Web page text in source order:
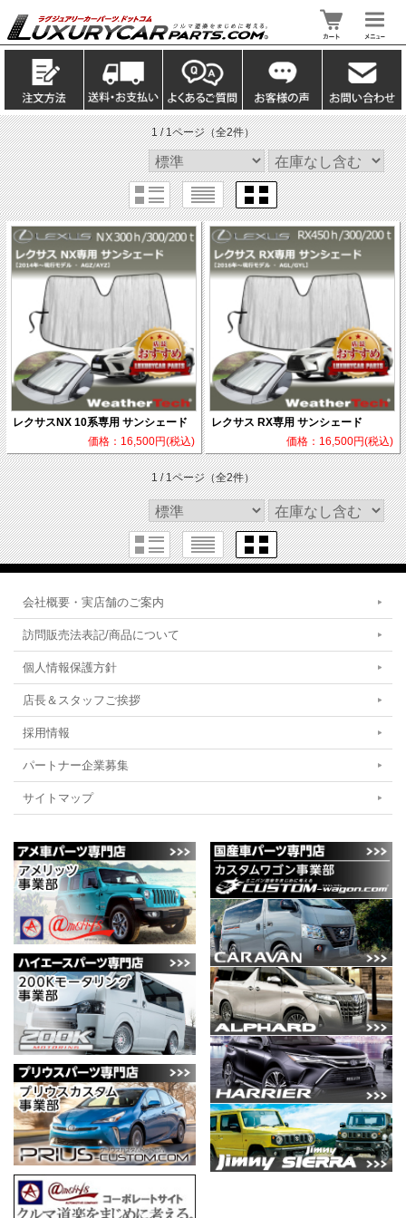
1 / 1ページ（全2件）
レクサスNX 10系専用 サンシェード
価格：16,500円(税込)
レクサス RX専用 サンシェード
価格：16,500円(税込)
1 / 1ページ（全2件）
会社概要・実店舗のご案内
訪問販売法表記/商品について
個人情報保護方針
店長＆スタッフご挨拶
採用情報
パートナー企業募集
サイトマップ